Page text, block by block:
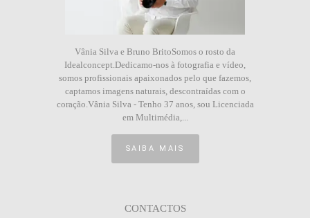
Vânia Silva e Bruno BritoSomos o rosto da
Idealconcept.Dedicamo-nos à fotografia e vídeo,
somos profissionais apaixonados pelo que fazemos,
captamos imagens naturais, descontraídas com o
coração.Vânia Silva - Tenho 37 anos, sou Licenciada
em Multimédia,...
SAIBA MAIS
CONTACTOS